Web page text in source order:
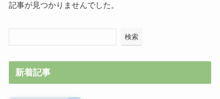
記事が見つかりませんでした。
検索
新着記事